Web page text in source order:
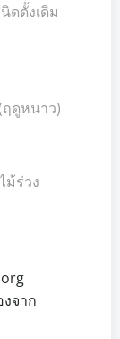
ดดั้งเดิม
ดูหนาว)
ม้ร่วง
จาก